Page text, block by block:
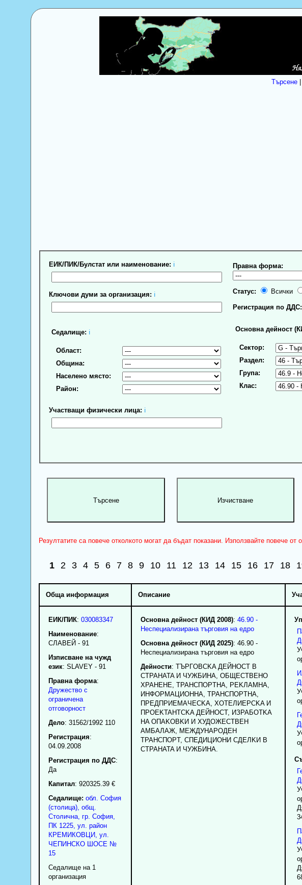
Търсене|
ЕИК/ПИК/Булстат или наименование: ℹ
Ключови думи за организация: ℹ
Седалище: ℹ
Област:
Община:
Населено място:
Район:
Участващи физически лица: ℹ
Правна форма:
Статус: Всички
Регистрация по ДДС:
Основна дейност
Сектор:
Раздел:
Група:
Клас:
Резултатите са повече отколкото могат да бъдат показани. Използвайте повече от
1 2 3 4 5 6 7 8 9 10 11 12 13 14 15 16 17 18
Обща информация Описание
ЕИК/ПИК: 030083347
Наименование:
СЛАВЕЙ - 91
Изписване на чужд
език: SLAVEY - 91
Правна форма:
Дружество с
ограничена
отговорност
Дело: 31562/1992 110
Регистрация:
04.09.2008
Регистрация по ДДС:
Да
Капитал: 920325.39 €
Седалище: обл. София
(столица), общ.
Столична, гр. София,
ПК 1225, ул. район
КРЕМИКОВЦИ, ул.
ЧЕПИНСКО ШОСЕ №
15
Седалище на 1
организация
Основна дейност (КИД 2008): 46.90 -
Неспециализирана търговия на едро
Основна дейност (КИД 2025): 46.90 -
Неспециализирана търговия на едро
Дейности: TЪPГOBCKA ДEЙHOCT B
CTPAHATA И ЧУЖБИHA, OБЩECTBEHO
XPAHEHE, TPAHCПOPTHA, PEKЛAMHA,
ИHФOPMAЦИOHHA, TPAHCПOPTHA,
ПPEДПPИEMAЧECKA, XOTEЛИEPCKA И
ПPOEKTAHTCKA ДEЙHOCT, ИЗPAБOTKA
HA OПAKOBKИ И XУДOЖECTBEH
AMБAЛAЖ, MEЖДУHAPOДEH
TPAHCПOPT, CПEДИЦИOHИ CДEЛKИ B
CTPAHATA И ЧУЖБИHA.